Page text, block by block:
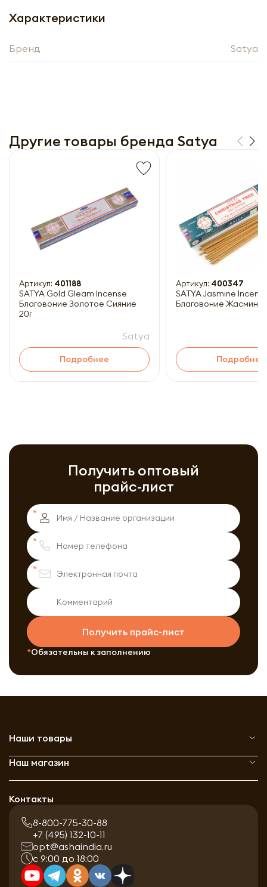
Характеристики
Бренд Satya
Другие товары бренда Satya
Артикул: 401188
SATYA Gold Gleam Incense
Благовоние Золотое Сияние
20г
Satya
Подробнее
Артикул: 400347
SATYA Jasmine
Благовоние Жасмин
Подробнее
Получить оптовый
прайс-лист
Получить прайс-лист
Обязательны к заполнению
Получить прайс-лист
Обязательны к заполнению
Наши товары
Наш магазин
Контакты
8-800-775-30-88
+7 (495) 132-10-11
opt@ashaindia.ru
с 9:00 до 18:00